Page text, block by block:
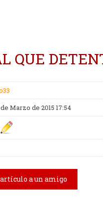
QUE
Marzo de 2015 17:54
a un amigo